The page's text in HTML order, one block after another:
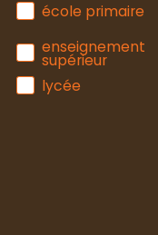
école primaire
enseignement
supérieur
lycée